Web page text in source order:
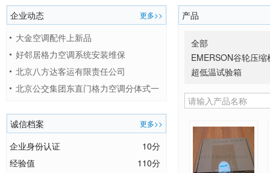
更多>>
企业动态
大金空调配件上新品
好邻居格力空调系统安装维保
北京八方达客运有限责任公司
北京公交集团东直门格力空调分体式一
更多>>
诚信档案
10分
企业身份认证
110分
经验值
产品
全部
EMERSON谷轮压缩
系列
超低温试验箱